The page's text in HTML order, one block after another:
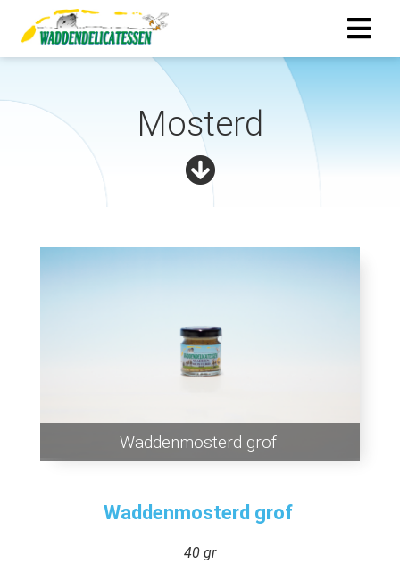
Mosterd
Waddenmosterd grof
Waddenmosterd grof
40 gr